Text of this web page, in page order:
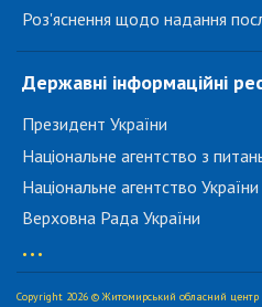
Роз'яснення щодо надання
Державні інформаційні
Президент України
Національне агентство з
Національне агентство
Верховна Рада України
...
Copyright 2026 © Житомирський обласний центр